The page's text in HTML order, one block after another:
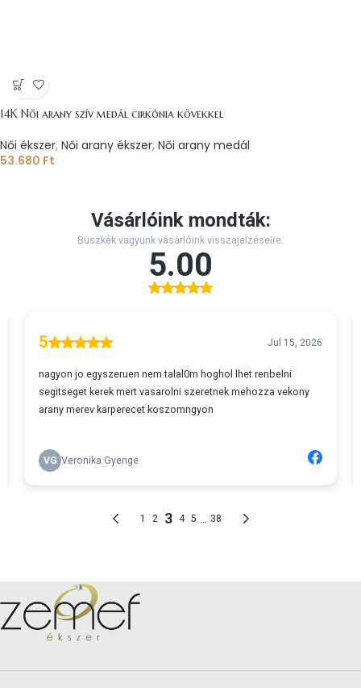
14K Női arany szív medál cirkónia kövekkel
Női ékszer, Női arany ékszer, Női arany medál
53.680 Ft